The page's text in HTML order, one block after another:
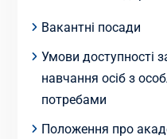
Вакантні посади
Умови доступності
навчання осіб з
потребами
Положення про